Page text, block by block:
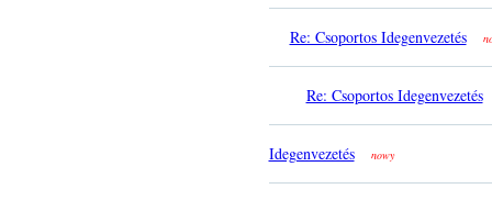
Re: Csoportos Idegenvezetés
Re: Csoportos Idegenvezetés
Idegenvezetés nowy